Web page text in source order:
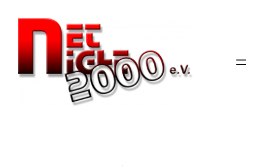
Inhalt
springen